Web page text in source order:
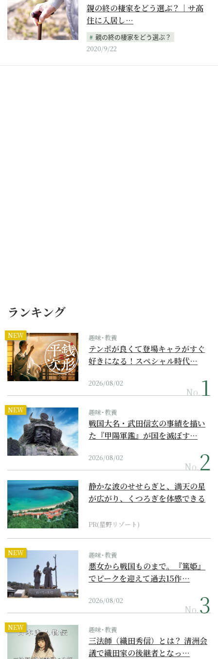
親の終の棲家をどう選ぶ？｜サ高
住に入居し…
親の終の棲家をどう選ぶ？
2020/9/22
ランキング
NEW 趣味･教養
テンポが良くて登場キャラがすぐ
好きになる！スペシャル時代…
2026/08/02
No.
NEW 趣味･教養
戦国大名・武田信玄の事績を描い
た『甲陽軍鑑』が国を滅ぼす…
2026/08/02
No.
静かな波のせせらぎと、満天の星
が広がり、くつろぎを体感できる
PR(星野リゾート)
NEW 趣味･教養
悪女から戦国ものまで。『篤姫』
でピークを迎えて過去15作…
2026/08/02
No.
NEW 趣味･教養
三法師（織田秀信）とは？ 清洲会
議で織田家の後継者となっ…